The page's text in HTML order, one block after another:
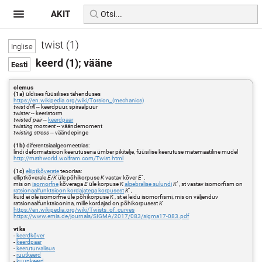
twist (1)
keerd (1); vääne
olemus
(1a) üldises füüsilises tähenduses
https://en.wikipedia.org/wiki/Torsion_(mechanics)
twist drill-- keerdpuur, spiraalpuur
twister-- keeristorm
twisted pair-- keerdpaar
twisting moment-- väändemoment
twisting stress-- väändepinge
(1b) diferentsiaalgeomeetrias:
lindi deformatsioon keerutusena ümber pikitelje, füüsilise keerutuse matemaatiline mudel
http://mathworld.wolfram.com/Twist.html
(1c) eliiptkõverateteoorias:
elliptkõveraleE/Küle põhikorpuseKvastav kõverE'
mis onisomorfne kõveragaEüle korpuseKalgebralise sulundiK' , st vastav isomorfism on
ratsionaalfunktsioon kordajatega korpusestK'
kuid ei ole isomorfne üle põhikorpuseK, st ei leidu isomorfismi, mis on väljenduv
ratsionaalfunktsioonina, mille kordajad on põhikorpusestK
https://en.wikipedia.org/wiki/Twists_of_curves
https://www.emis.de/journals/SIGMA/2017/083/sigma17-083.pdf
vt ka
- keerdkõver
- keerdpaar
- keeruturvalisus
-ruutkeerd
AKIT